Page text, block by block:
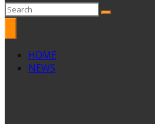
HOME
NEWS